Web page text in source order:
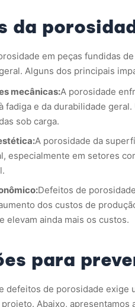
da
em peças fundidas
Alguns dos principais
mecânicas:A porosidade
fadiga e da durabilidade
sob carga.
A porosidade da
especialmente em setores
Defeitos de
dos custos de
elevam ainda mais os custos.
para
defeitos de porosidade exige
Abaixo,